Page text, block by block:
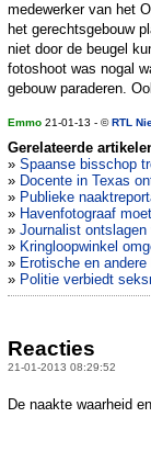
medewerker van het
het gerechtsgebouw
niet door de beugel
fotoshoot was nogal
gebouw paraderen.
Emmo 21-01-13 - ©RTL
Gerelateerde
» Spaanse bisschop
» Docente in Texas
» Publieke
» Havenfotograaf
» Journalist
» Kringloopwinkel
» Erotische en
» Politie verbiedt
Reacties
21-01-2013 08:29:52
De naakte waarheid